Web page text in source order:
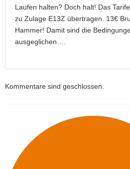
Laufen halten? Doch halt! Das
zu Zulage E13Z übertragen. 13€
Hammer! Damit sind die
ausgeglichen….
Kommentare sind geschlossen.